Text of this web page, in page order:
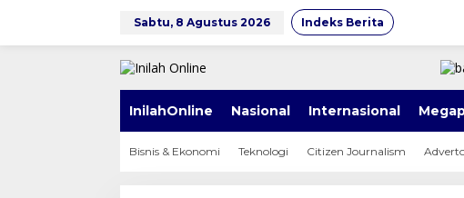
Sabtu, 8 Agustus 2026 Indeks Berita
InilahOnline Nasional Internasional
Bisnis & Ekonomi Teknologi Citizen Journalism